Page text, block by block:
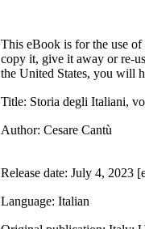
This eBook is for the use
copy it, give it away or re-
the United States, you will
Title: Storia degli Italiani,
Author: Cesare Cantù
Release date: July 4, 2023
Language: Italian